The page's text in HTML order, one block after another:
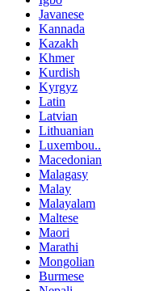
Javanese
Kannada
Kazakh
Khmer
Kurdish
Kyrgyz
Latin
Latvian
Lithuanian
Luxembou..
Macedonian
Malagasy
Malay
Malayalam
Maltese
Maori
Marathi
Mongolian
Burmese